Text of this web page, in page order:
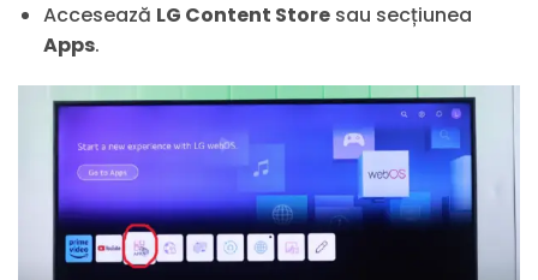
Accesează LG Content Storesau secțiunea
Apps.